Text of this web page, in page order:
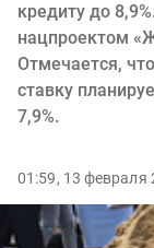
кредиту до
нацпроектом
Отмечается,
ставку
7,9%.
01:59, 13 февраля